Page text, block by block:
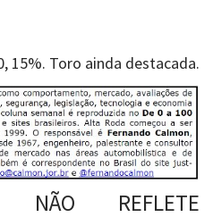
15%. Toro ainda destacada.
NÃO REFLETE